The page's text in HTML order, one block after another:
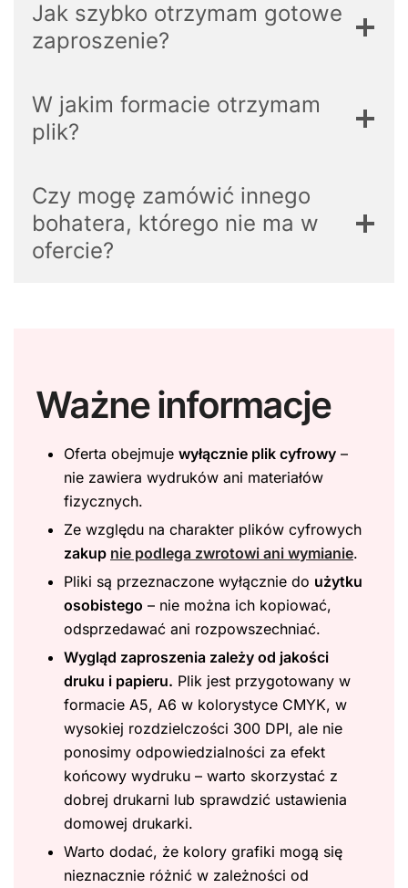
Jak szybko otrzymam gotowe
zaproszenie?
W jakim formacie otrzymam
plik?
Czy mogę zamówić innego
bohatera, którego nie ma w
ofercie?
Ważne informacje
Oferta obejmuje wyłącznie plik cyfrowy –
nie zawiera wydruków ani materiałów
fizycznych.
Ze względu na charakter plików cyfrowych
zakup nie podlega zwrotowi ani wymianie.
Pliki są przeznaczone wyłącznie do użytku
osobistego – nie można ich kopiować,
odsprzedawać ani rozpowszechniać.
Wygląd zaproszenia zależy od jakości
druku i papieru. Plik jest przygotowany w
formacie A5, A6 w kolorystyce CMYK, w
wysokiej rozdzielczości 300 DPI, ale nie
ponosimy odpowiedzialności za efekt
końcowy wydruku – warto skorzystać z
dobrej drukarni lub sprawdzić ustawienia
domowej drukarki.
Warto dodać, że kolory grafiki mogą się
nieznacznie różnić w zależności od